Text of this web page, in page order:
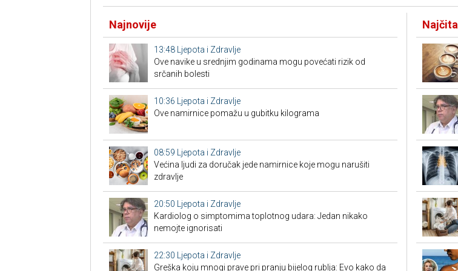
Najnovije
13:48 Ljepota i Zdravlje
Ove navike u srednjim godinama mogu povećati rizik od
srčanih bolesti
10:36 Ljepota i Zdravlje
Ove namirnice pomažu u gubitku kilograma
08:59 Ljepota i Zdravlje
Većina ljudi za doručak jede namirnice koje mogu narušiti
zdravlje
20:50 Ljepota i Zdravlje
Kardiolog o simptomima toplotnog udara: Jedan nikako
nemojte ignorisati
22:30 Ljepota i Zdravlje
Greška koju mnogi prave pri pranju bijelog rublja: Evo kako da